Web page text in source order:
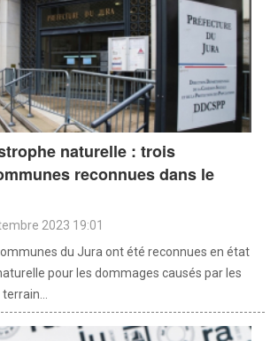
naturelle : trois
reconnues dans le
2023 19:01
du Jura ont été reconnues en état
pour les dommages causés par les